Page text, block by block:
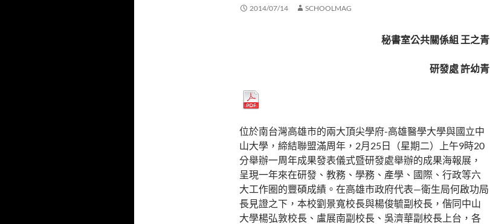
2014/07/14 SCHOOLMAG
秘書室公共關係組 王之青
研發處 許幼青
位於南台灣高雄市的兩大頂尖學府-高雄醫學大學與國立中
山大學，締結聯盟滿周年，2月25日（星期二）上午9時20
分舉辦一周年成果發表儀式暨研發處舉辦的成果海報展，
呈現一年來在研發、教務、學務、產學、國際、行政等六
大工作圈的豐碩成績。在高雄市政府代表—衛生局何啟功局
長見證之下，本校劉景寬校長與楊俊毓副校長，偕同中山
大學楊弘敦校長、盧展南副校長、吳濟華副校長上台，各